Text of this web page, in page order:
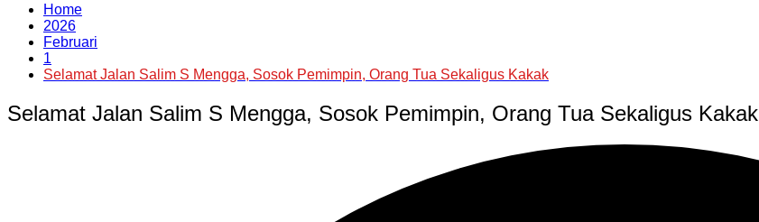
Home
2026
Februari
1
Selamat Jalan Salim S Mengga, Sosok Pemimpin, Orang Tua Sekaligus Kakak
Selamat Jalan Salim S Mengga, Sosok Pemimpin, Orang Tua Sekaligus Kakak